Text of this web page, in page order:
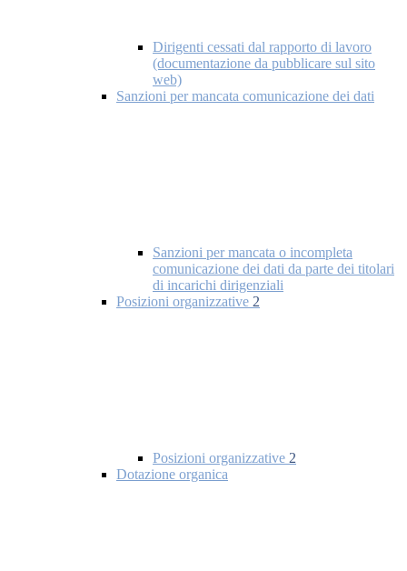
Dirigenti cessati dal rapporto di lavoro
(documentazione da pubblicare sul sito
web)
Sanzioni per mancata comunicazione dei dati
Sanzioni per mancata o incompleta
comunicazione dei dati da parte dei titolari
di incarichi dirigenziali
Posizioni organizzative 2
Posizioni organizzative 2
Dotazione organica